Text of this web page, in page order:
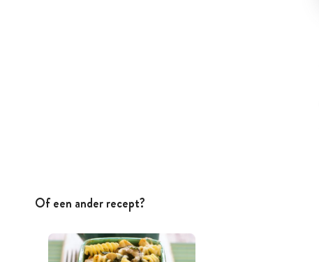
Of een ander recept?